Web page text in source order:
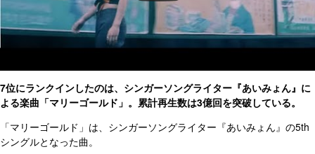
7位にランクインしたのは、シンガーソングライター『あいみょん』に
よる楽曲「マリーゴールド」。累計再生数は3億回を突破している。
「マリーゴールド」は、シンガーソングライター『あいみょん』の5th
シングルとなった曲。